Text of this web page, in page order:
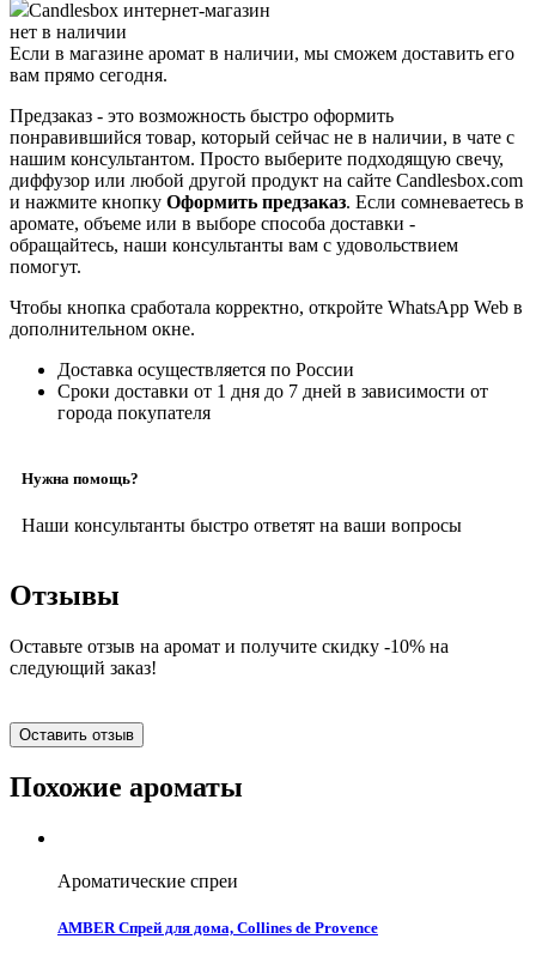
Candlesbox интернет-магазин
нет в наличии
Если в магазине аромат в наличии, мы сможем доставить его
вам прямо сегодня.
Предзаказ - это возможность быстро оформить
понравившийся товар, который сейчас не в наличии, в чате с
нашим консультантом. Просто выберите подходящую свечу,
диффузор или любой другой продукт на сайте Candlesbox.com
и нажмите кнопку Оформить предзаказ. Если сомневаетесь в
аромате, объеме или в выборе способа доставки -
обращайтесь, наши консультанты вам с удовольствием
помогут.
Чтобы кнопка сработала корректно, откройте WhatsApp Web в
дополнительном окне.
Доставка осуществляется по России
Сроки доставки от 1 дня до 7 дней в зависимости от
города покупателя
Нужна помощь?
Наши консультанты быстро ответят на ваши вопросы
Отзывы
Оставьте отзыв на аромат и получите скидку -10% на
следующий заказ!
Оставить отзыв
Похожие ароматы
Ароматические спреи
AMBER Спрей для дома, Collines de Provence